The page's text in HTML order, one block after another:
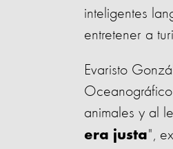
inteligentes
entretener a
Evaristo
animales y al
era justa",